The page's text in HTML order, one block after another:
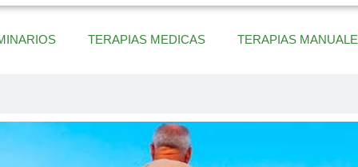
TERAPIAS MEDICAS TERAPIAS